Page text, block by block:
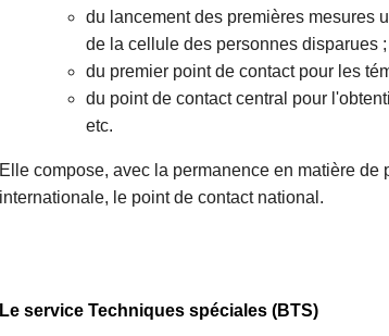
du lancement des premières mesures
de la cellule des personnes disparues ;
du premier point de contact pour les
du point de contact central pour
etc.
Elle compose, avec la permanence en matière
internationale, le point de contact national.
Le service Techniques spéciales (BTS)